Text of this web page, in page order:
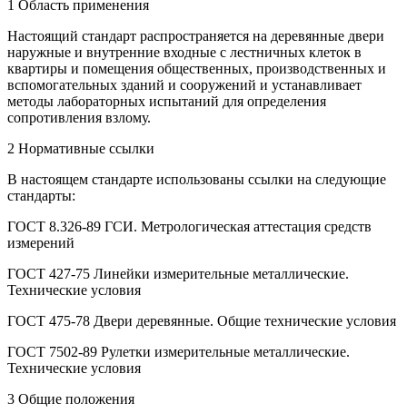
1 Область применения
Настоящий стандарт распространяется на деревянные двери
наружные и внутренние входные с лестничных клеток в
квартиры и помещения общественных, производственных и
вспомогательных зданий и сооружений и устанавливает
методы лабораторных испытаний для определения
сопротивления взлому.
2 Нормативные ссылки
В настоящем стандарте использованы ссылки на следующие
стандарты:
ГОСТ 8.326-89 ГСИ. Метрологическая аттестация средств
измерений
ГОСТ 427-75 Линейки измерительные металлические.
Технические условия
ГОСТ 475-78 Двери деревянные. Общие технические условия
ГОСТ 7502-89 Рулетки измерительные металлические.
Технические условия
3 Общие положения